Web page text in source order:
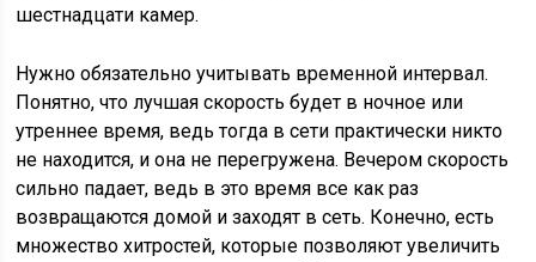
шестнадцати камер.
Нужно обязательно учитывать временной интервал.
Понятно, что лучшая скорость будет в ночное или
утреннее время, ведь тогда в сети практически никто
не находится, и она не перегружена. Вечером скорость
сильно падает, ведь в это время все как раз
возвращаются домой и заходят в сеть. Конечно, есть
множество хитростей, которые позволяют увеличить